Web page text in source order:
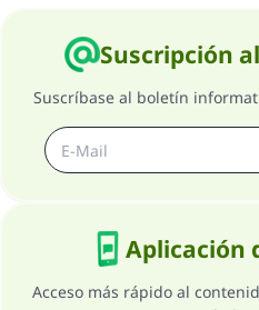
Suscripción
Suscríbase al boletín
Aplicación
Acceso más rápido al